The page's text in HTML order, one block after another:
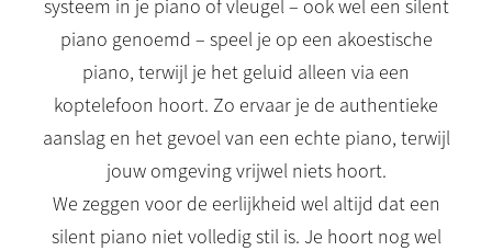
systeem in je piano of vleugel – ook wel een silent
piano genoemd – speel je op een akoestische
piano, terwijl je het geluid alleen via een
koptelefoon hoort. Zo ervaar je de authentieke
aanslag en het gevoel van een echte piano, terwijl
jouw omgeving vrijwel niets hoort.
We zeggen voor de eerlijkheid wel altijd dat een
silent piano niet volledig stil is. Je hoort nog wel